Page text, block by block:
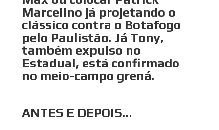
Marcelino já projetando o
clássico contra o Botafogo
pelo Paulistão. Já Tony,
também expulso no
Estadual, está confirmado
no meio-campo grená.
ANTES E DEPOIS…